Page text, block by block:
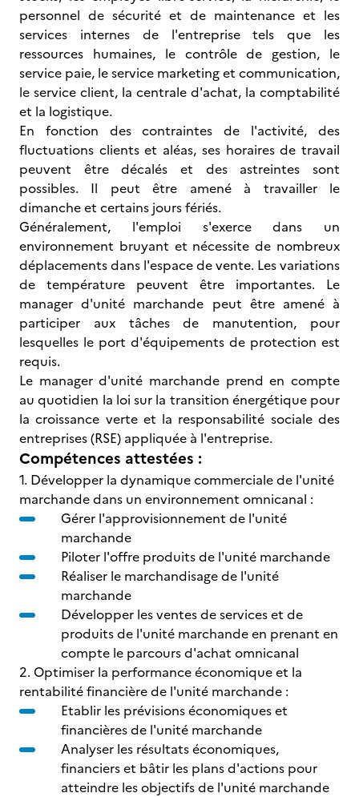
personnel de sécurité et de maintenance et les
services internes de l'entreprise tels que les
ressources humaines, le contrôle de gestion, le
service paie, le service marketing et communication,
le service client, la centrale d'achat, la comptabilité
et la logistique.
En fonction des contraintes de l'activité, des
fluctuations clients et aléas, ses horaires de travail
peuvent être décalés et des astreintes sont
possibles. Il peut être amené à travailler le
dimanche et certains jours fériés.
Généralement, l'emploi s'exerce dans un
environnement bruyant et nécessite de nombreux
déplacements dans l'espace de vente. Les variations
de température peuvent être importantes. Le
manager d'unité marchande peut être amené à
participer aux tâches de manutention, pour
lesquelles le port d'équipements de protection est
requis.
Le manager d'unité marchande prend en compte
au quotidien la loi sur la transition énergétique pour
la croissance verte et la responsabilité sociale des
entreprises (RSE) appliquée à l'entreprise.
Compétences attestées :
1. Développer la dynamique commerciale de l'unité
marchande dans un environnement omnicanal :
Gérer l'approvisionnement de l'unité
marchande
Piloter l'offre produits de l'unité marchande
Réaliser le marchandisage de l'unité
marchande
Développer les ventes de services et de
produits de l'unité marchande en prenant en
compte le parcours d'achat omnicanal
2. Optimiser la performance économique et la
rentabilité financière de l'unité marchande :
Etablir les prévisions économiques et
financières de l'unité marchande
Analyser les résultats économiques,
financiers et bâtir les plans d'actions pour
atteindre les objectifs de l'unité marchande